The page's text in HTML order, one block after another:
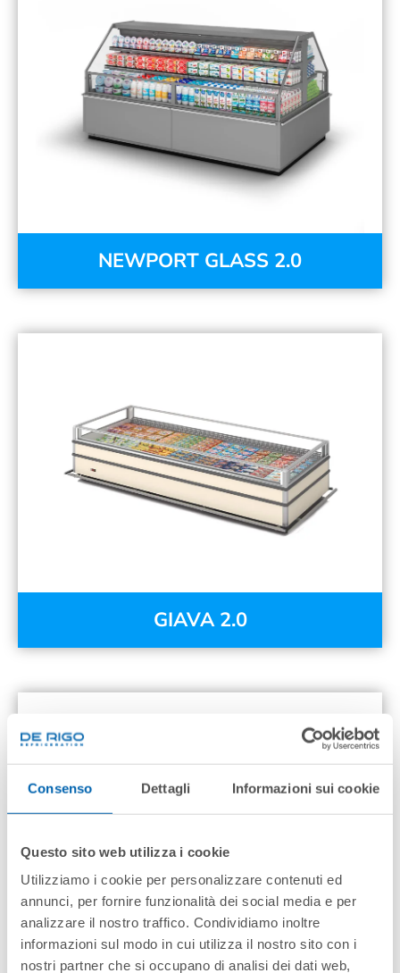
Consenso Dettagli Informazioni sui cookie
Questo sito web utilizza i cookie
Utilizziamo i cookie per personalizzare contenuti ed
annunci, per fornire funzionalità dei social media e per
analizzare il nostro traffico. Condividiamo inoltre
informazioni sul modo in cui utilizza il nostro sito con i
nostri partner che si occupano di analisi dei dati web,
NEWPORT GLASS 2.0
GIAVA 2.0